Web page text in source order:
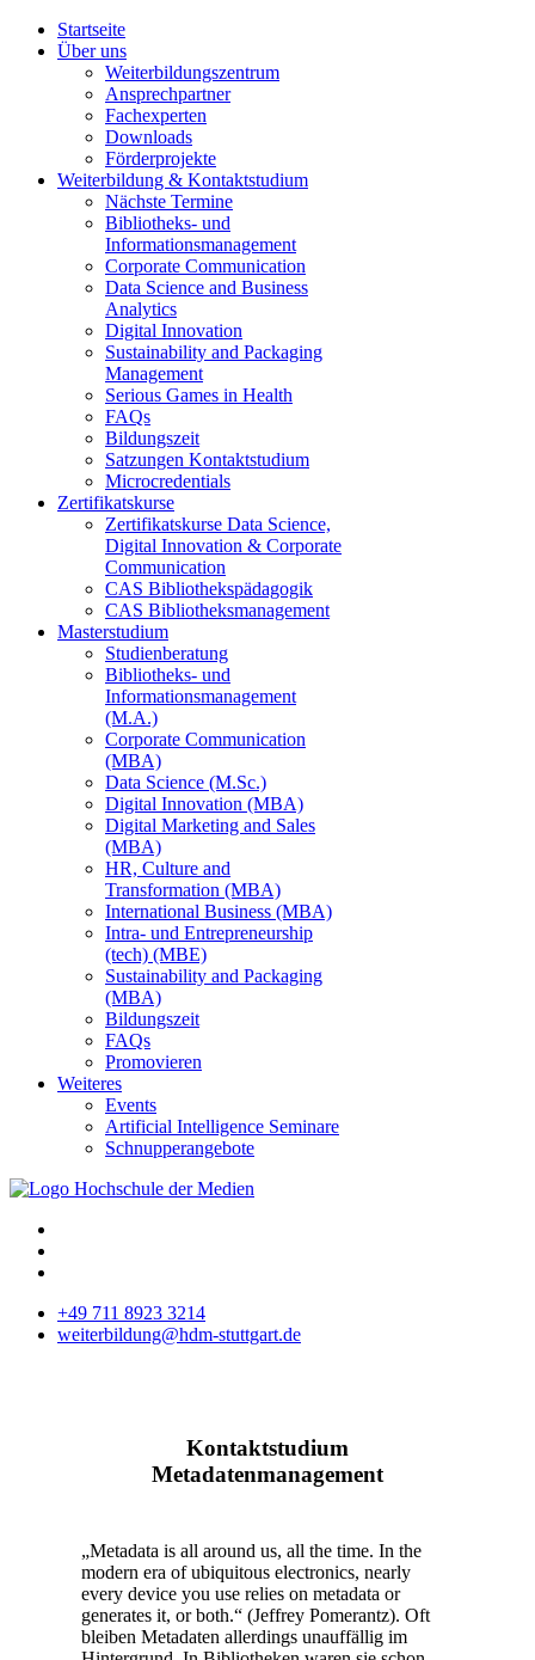
Startseite
Über uns
Weiterbildungszentrum
Ansprechpartner
Fachexperten
Downloads
Förderprojekte
Weiterbildung & Kontaktstudium
Nächste Termine
Bibliotheks- und
Informationsmanagement
Corporate Communication
Data Science and Business
Analytics
Digital Innovation
Sustainability and Packaging
Management
Serious Games in Health
FAQs
Bildungszeit
Satzungen Kontaktstudium
Microcredentials
Zertifikatskurse
Zertifikatskurse Data Science,
Digital Innovation & Corporate
Communication
CAS Bibliothekspädagogik
CAS Bibliotheksmanagement
Masterstudium
Studienberatung
Bibliotheks- und
Informationsmanagement
(M.A.)
Corporate Communication
(MBA)
Data Science (M.Sc.)
Digital Innovation (MBA)
Digital Marketing and Sales
(MBA)
HR, Culture and
Transformation (MBA)
International Business (MBA)
Intra- und Entrepreneurship
(tech) (MBE)
Sustainability and Packaging
(MBA)
Bildungszeit
FAQs
Promovieren
Weiteres
Events
Artificial Intelligence Seminare
Schnupperangebote
+49 711 8923 3214
weiterbildung@hdm-stuttgart.de
Kontaktstudium
Metadatenmanagement
„Metadata is all around us, all the time. In the
modern era of ubiquitous electronics, nearly
every device you use relies on metadata or
generates it, or both.“ (Jeffrey Pomerantz). Oft
bleiben Metadaten allerdings unauffällig im